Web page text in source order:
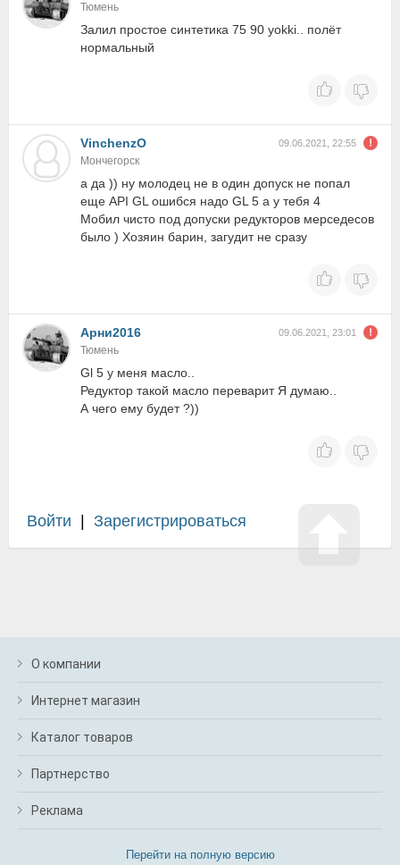
Тюмень
Залил простое синтетика 75 90 yokki.. полёт
нормальный
VinchenzO 09.06.2021, 22:55
Мончегорск
а да )) ну молодец не в один допуск не попал
еще API GL ошибся надо GL 5 а у тебя 4
Мобил чисто под допуски редукторов мерседесов
было ) Хозяин барин, загудит не сразу
Арни2016 09.06.2021, 23:01
Тюмень
Gl 5 у меня масло..
Редуктор такой масло переварит Я думаю..
А чего ему будет ?))
Войти Зарегистрироваться
О компании
Интернет магазин
Каталог товаров
Партнерство
Реклама
Перейти на полную версию